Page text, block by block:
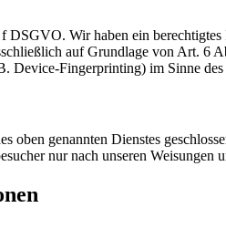
Wir haben ein berechtigtes
auf Grundlage von Art.
Device-Fingerprinting) im Sinne
genannten Dienstes
nur nach unseren